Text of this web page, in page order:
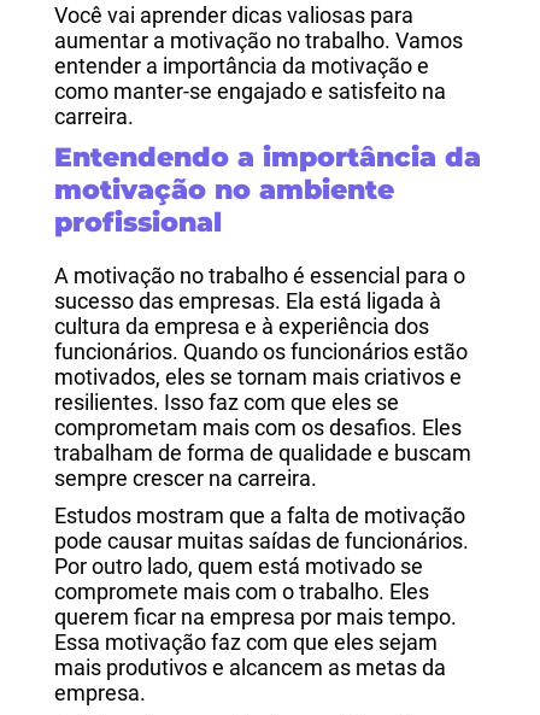
Você vai aprender dicas valiosas para
aumentar a motivação no trabalho. Vamos
entender a importância da motivação e
como manter-se engajado e satisfeito na
carreira.
Entendendo a importância da
motivação no ambiente
profissional
A motivação no trabalho é essencial para o
sucesso das empresas. Ela está ligada à
cultura da empresa e à experiência dos
funcionários. Quando os funcionários estão
motivados, eles se tornam mais criativos e
resilientes. Isso faz com que eles se
comprometam mais com os desafios. Eles
trabalham de forma de qualidade e buscam
sempre crescer na carreira.
Estudos mostram que a falta de motivação
pode causar muitas saídas de funcionários.
Por outro lado, quem está motivado se
compromete mais com o trabalho. Eles
querem ficar na empresa por mais tempo.
Essa motivação faz com que eles sejam
mais produtivos e alcancem as metas da
empresa.